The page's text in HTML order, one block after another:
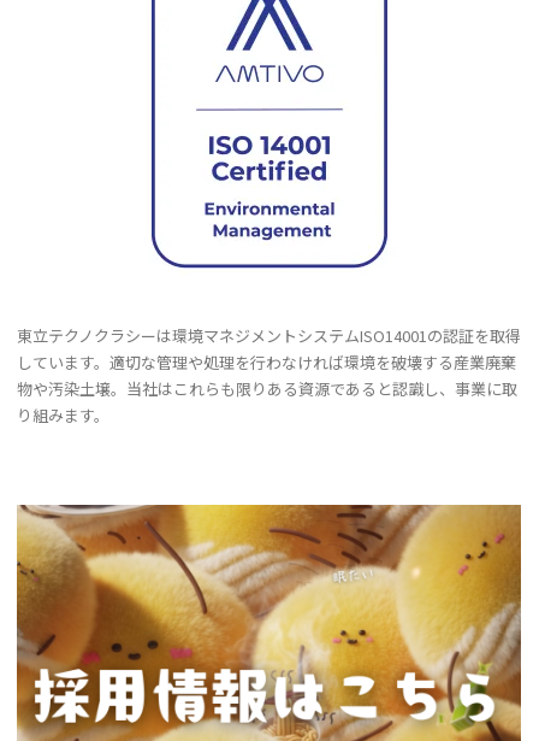
東立テクノクラシーは環境マネジメントシステムISO14001の認証を取得
しています。適切な管理や処理を行わなければ環境を破壊する産業廃棄
物や汚染土壌。当社はこれらも限りある資源であると認識し、事業に取
り組みます。